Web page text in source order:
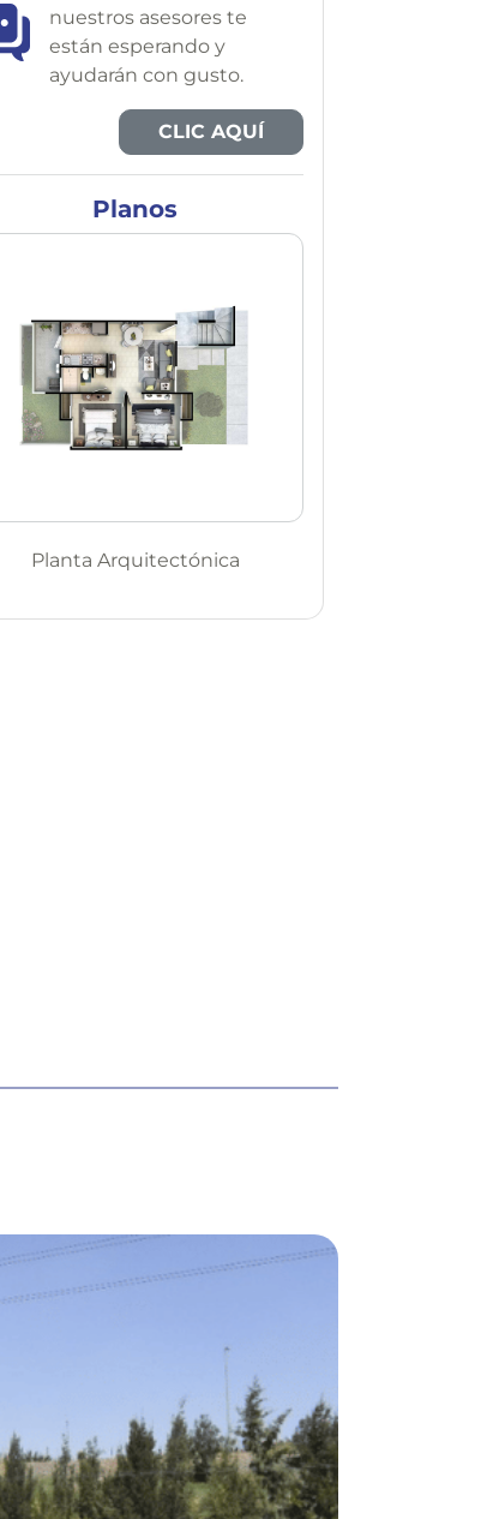
nuestros asesores te
están esperando y
ayudarán con gusto.
CLIC AQUÍ
Planos
Planta Arquitectónica